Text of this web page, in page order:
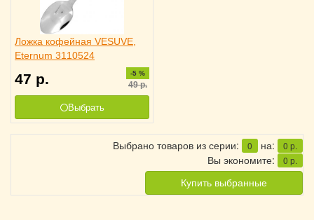
Ложка кофейная VESUVE,
Eternum 3110524
47 р. -5 %
49р.
Выбрать
Выбрано товаров из серии: 0 на: 0 р.
Вы экономите: 0 р.
Купить выбранные